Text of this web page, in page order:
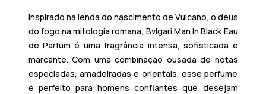
Inspirado na lenda do nascimento de Vulcano, o deus
do fogo na mitologia romana, Bvlgari Man In Black Eau
de Parfum é uma fragrância intensa, sofisticada e
marcante. Com uma combinação ousada de notas
especiadas, amadeiradas e orientais, esse perfume
é perfeito para homens confiantes que desejam